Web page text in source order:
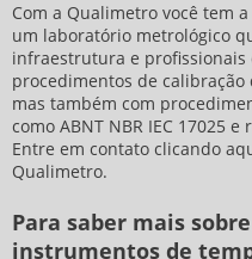
Com a Qualimetro você tem
um laboratório metrológico
infraestrutura e
procedimentos de calibração
mas também com
como ABNT NBR IEC 17025
Entre em contato clicando
Qualimetro.
Para saber mais
instrumentos de